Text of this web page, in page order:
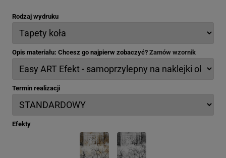
Rodzaj wydruku
Opis materiału: Chcesz go najpierw zobaczyć? Zamów wzornik
Termin realizacji
Efekty